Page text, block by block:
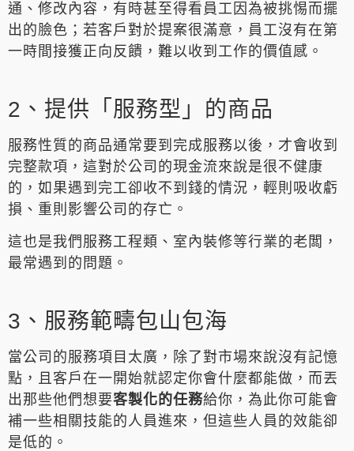
通、修改內容，有時甚至得看員工因為被挑惕而擺
出的臉色；若客戶對於提案很滿意，員工沒有在第
一時間接獲正向反饋，難以收到工作的價值感。
2、提供「服務型」的商品
服務性質的商品通常要到完成服務以後，才會收到
完整款項，這對於公司的現金流來說是很不健康
的，如果遇到完工卻收不到錢的情況，輕則吸收虧
損、重則影響公司的存亡。
這也是我們服務工程類、室內裝修等行業的老闆，
最常遇到的問題。
3、服務範疇包山包海
當公司的服務項目太廣，除了對市場來說沒有記憶
點，且客戶在一開始就認定你會什麼都能做，而丟
出那些他們想要客製化的任務給你，為此你可能會
補一些相關技能的人員進來，但這些人員的效能卻
是低的。